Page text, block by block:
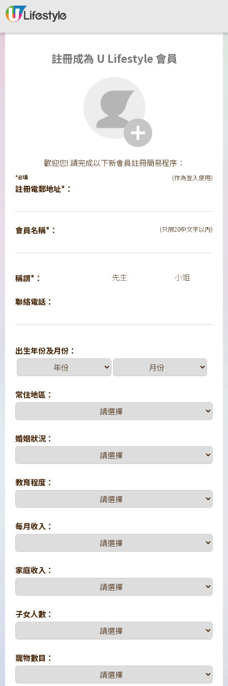
註冊成為 U Lifestyle 會員
歡迎您! 請完成以下新會員註冊簡易程序：
*必填
註冊電郵地址*：
(作為登入使用)
會員名稱*： (只限20中文字以內)
稱謂*： 先生 小姐
聯絡電話：
出生年份及月份：
常住地區：
婚姻狀況：
教育程度：
每月收入：
家庭收入：
子女人數：
寵物數目：